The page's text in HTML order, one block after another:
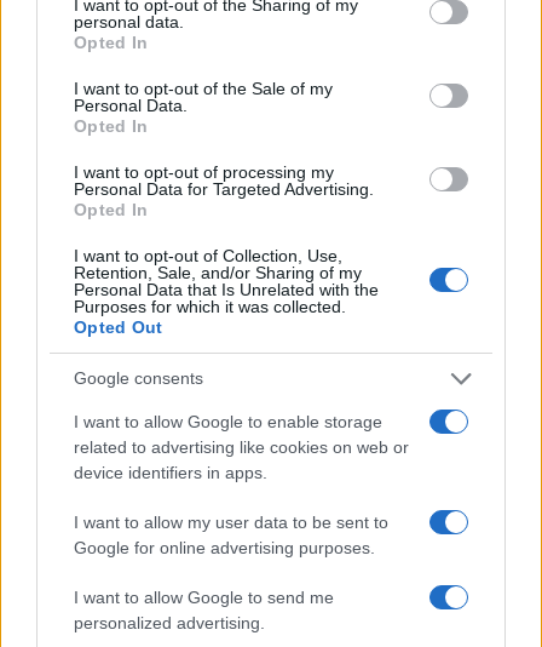
not limited to your visit or usage behaviour. You may click to
grant or deny consent to Google and its third-party tags to
use your data for below specified purposes in below Google
consent section.
I want to opt-out of the Sharing of my
personal data.
Opted In
I want to opt-out of the Sale of my
Personal Data.
Opted In
I want to opt-out of processing my
Personal Data for Targeted Advertising.
Opted In
I want to opt-out of Collection, Use,
Retention, Sale, and/or Sharing of my
Personal Data that Is Unrelated with the
Purposes for which it was collected.
Opted Out
Google consents
I want to allow Google to enable storage
related to advertising like cookies on web or
device identifiers in apps.
I want to allow my user data to be sent to
Google for online advertising purposes.
I want to allow Google to send me
personalized advertising.
lungotevere della Vittoria, mentre non saranno a
disposizione i parcheggi di Tor di Quinto e Olimpico-
Farnesina. Altri divieti di sosta riguarderanno viale
dello Stadio Flaminio, piazzale Ankara, via Capoprati
pronto intervento e di altri autorizzati) e il
lungotevere della Vittoria, da piazzale Giardino a via
pronto intervento). A servire l’area 15 linee del
trasporto pubblico: 2, 23, 31, 32, 69, 70, 200, 201,
226, 280, 301, 446, 628, 910 e 911. Con la
In ultimo, dalle 16,30 alle 18,30 si terrà una
manifestazione contro il degrado del quartiere
. L’evento sarà corredato da un corteo da piazza
Risorgimento a piazza Cola di Rienzo. Annunciata la
LEGGI ANCHE LE SCRITTE CONTRO UN PROF DEL